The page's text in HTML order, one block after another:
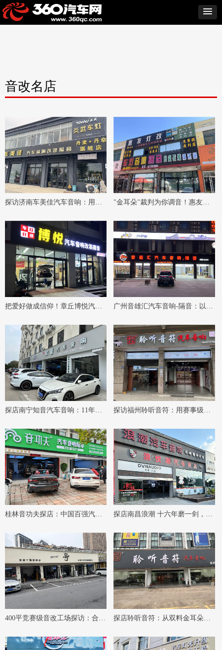
音改名店
探访济南车美佳汽车音响：用二
移动音乐厅
"金耳朵"裁判为你调音！惠友汽
把爱好做成信仰！章丘博悦汽车
的车载HiFi梦
广州音雄汇汽车音响-隔音：以标
车载音乐梦想
探店南宁知音汽车音响：11年老
探访福州聆听音符：用赛事级标
桂林音功夫探店：中国百强汽车
20年调音之路
探店南昌浪潮 十六年磨一剑，解
400平竞赛级音改工场探访：合肥
车主
探店聆听音符：从双料金耳朵到
之路